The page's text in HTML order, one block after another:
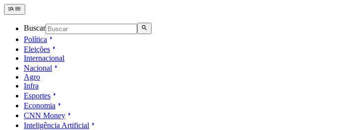
Buscar
Política
Eleições
Internacional
Nacional
Agro
Infra
Esportes
Economia
CNN Money
Inteligência Artificial